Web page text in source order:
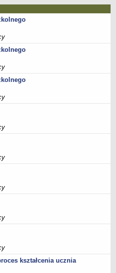
kształcenia ucznia